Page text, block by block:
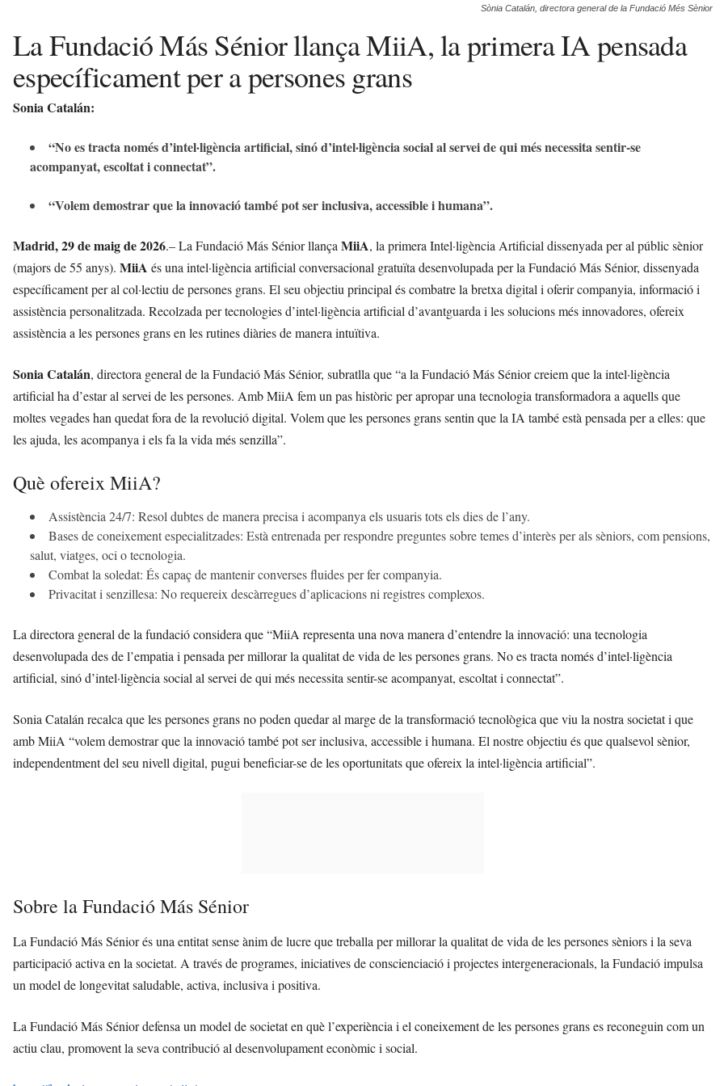
Sònia Catalán, directora general de la Fundació Més Sènior
La Fundació Más Sénior llança MiiA, la primera IA pensada
específicament per a persones grans
Sonia Catalán:
“No es tracta només d’intel·ligència artificial, sinó d’intel·ligència social al servei de qui més necessita sentir-se
acompanyat, escoltat i connectat”.
“Volem demostrar que la innovació també pot ser inclusiva, accessible i humana”.
Madrid, 29 de maig de 2026.– La Fundació Más Sénior llançaMiiA, la primera Intel·ligència Artificial dissenyada per al públic sènior
(majors de 55 anys). MiiA és una intel·ligència artificial conversacional gratuïta desenvolupada per la Fundació Más Sénior, dissenyada
específicament per al col·lectiu de persones grans. El seu objectiu principal és combatre la bretxa digital i oferir companyia, informació i
assistència personalitzada. Recolzada per tecnologies d’intel·ligència artificial d’avantguarda i les solucions més innovadores, ofereix
assistència a les persones grans en les rutines diàries de manera intuïtiva.
Sonia Catalán, directora general de la Fundació Más Sénior, subratlla que “a la Fundació Más Sénior creiem que la intel·ligència
artificial ha d’estar al servei de les persones. Amb MiiA fem un pas històric per apropar una tecnologia transformadora a aquells que
moltes vegades han quedat fora de la revolució digital. Volem que les persones grans sentin que la IA també està pensada per a elles: que
les ajuda, les acompanya i els fa la vida més senzilla”.
Què ofereix MiiA?
Assistència 24/7: Resol dubtes de manera precisa i acompanya els usuaris tots els dies de l’any.
Bases de coneixement especialitzades: Està entrenada per respondre preguntes sobre temes d’interès per als sèniors, com pensions,
salut, viatges, oci o tecnologia.
Combat la soledat: És capaç de mantenir converses fluides per fer companyia.
Privacitat i senzillesa: No requereix descàrregues d’aplicacions ni registres complexos.
La directora general de la fundació considera que “MiiA representa una nova manera d’entendre la innovació: una tecnologia
desenvolupada des de l’empatia i pensada per millorar la qualitat de vida de les persones grans. No es tracta només d’intel·ligència
artificial, sinó d’intel·ligència social al servei de qui més necessita sentir-se acompanyat, escoltat i connectat”.
Sonia Catalán recalca que les persones grans no poden quedar al marge de la transformació tecnològica que viu la nostra societat i que
amb MiiA “volem demostrar que la innovació també pot ser inclusiva, accessible i humana. El nostre objectiu és que qualsevol sènior,
independentment del seu nivell digital, pugui beneficiar-se de les oportunitats que ofereix la intel·ligència artificial”.
Sobre la Fundació Más Sénior
La Fundació Más Sénior és una entitat sense ànim de lucre que treballa per millorar la qualitat de vida de les persones sèniors i la seva
participació activa en la societat. A través de programes, iniciatives de conscienciació i projectes intergeneracionals, la Fundació impulsa
un model de longevitat saludable, activa, inclusiva i positiva.
La Fundació Más Sénior defensa un model de societat en què l’experiència i el coneixement de les persones grans es reconeguin com un
actiu clau, promovent la seva contribució al desenvolupament econòmic i social.